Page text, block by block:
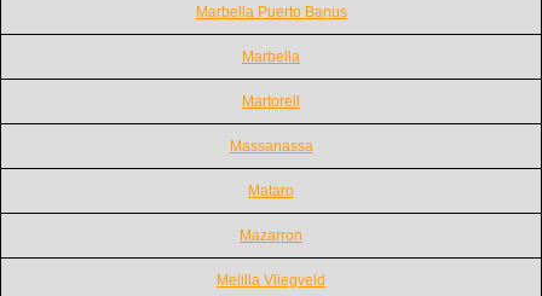
Marbella Puerto Banus
Marbella
Martorell
Massanassa
Mataro
Mazarron
Melilla Vliegveld